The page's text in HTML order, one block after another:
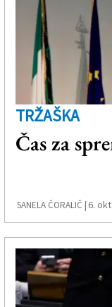
Vreme
V Kioskih
Oglasi
Zadruga PD
Naročnine
TRŽAŠKA
Čas za
SANELA ČORALIČ | 6.